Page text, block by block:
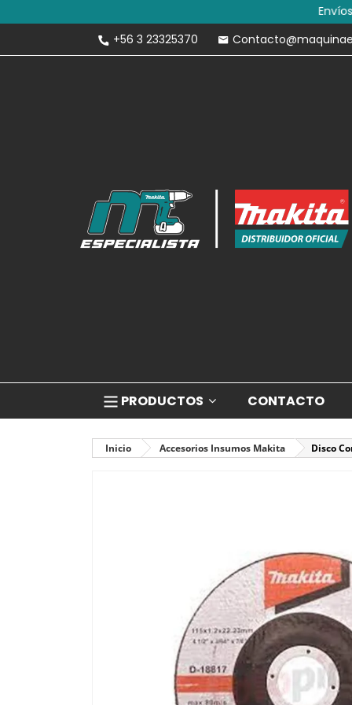
Envíos
+56 3 23325370
PRODUCTOS CONTACTO
Inicio Accesorios Insumos Makita Disco